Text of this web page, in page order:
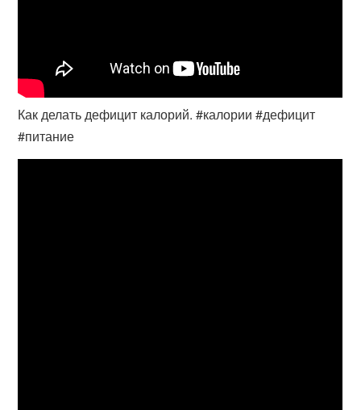
Как делать дефицит калорий. #калории #дефицит
#питание